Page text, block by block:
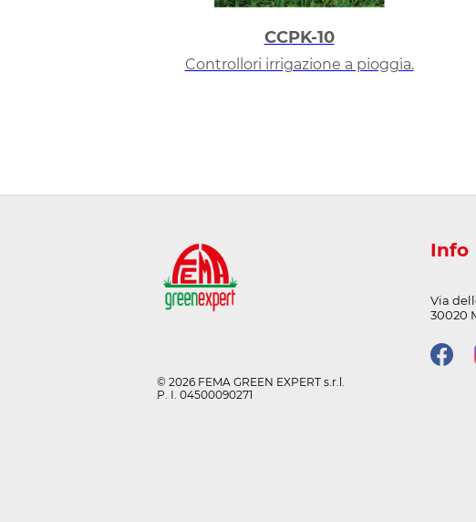
CCPK-10
Controllori irrigazione a pioggia.
Info
Via
30020
© 2026 FEMA GREEN EXPERT s.r.l.
P. I. 04500090271